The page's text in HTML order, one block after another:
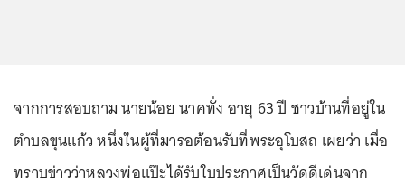
จากการสอบถาม นายน้อย นาคทั่ง อายุ 63 ปี ชาวบ้านที่อยู่ใน
ตำบลขุนแก้ว หนึ่งในผู้ที่มารอต้อนรับที่พระอุโบสถ เผยว่า เมื่อ
ทราบข่าวว่าหลวงพ่อแป๊ะได้รับใบประกาศเป็นวัดดีเด่นจาก